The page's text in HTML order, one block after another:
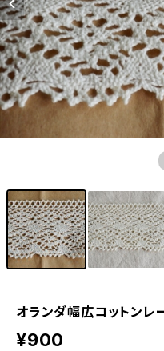
オランダ幅広コットンレ
¥900